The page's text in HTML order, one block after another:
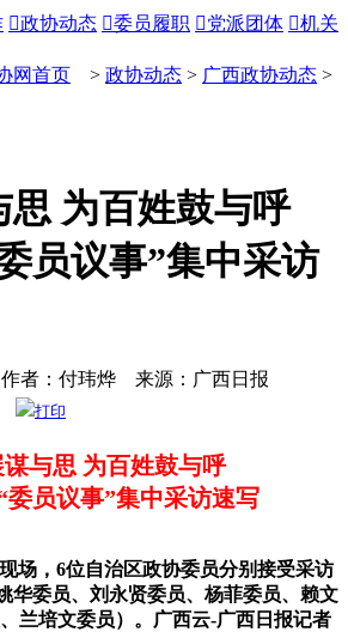
政协动态 委员履职 党派团体 机关
网首页 > 政协动态 > 广西政协动态 >
思 为百姓鼓与呼
议事”集中采访
作者：付玮烨 来源：广西日报
打印
与思 为百姓鼓与呼
员议事”集中采访速写
场，6位自治区政协委员分别接受采访
华委员、刘永贤委员、杨菲委员、赖文
兰培文委员）。广西云-广西日报记者